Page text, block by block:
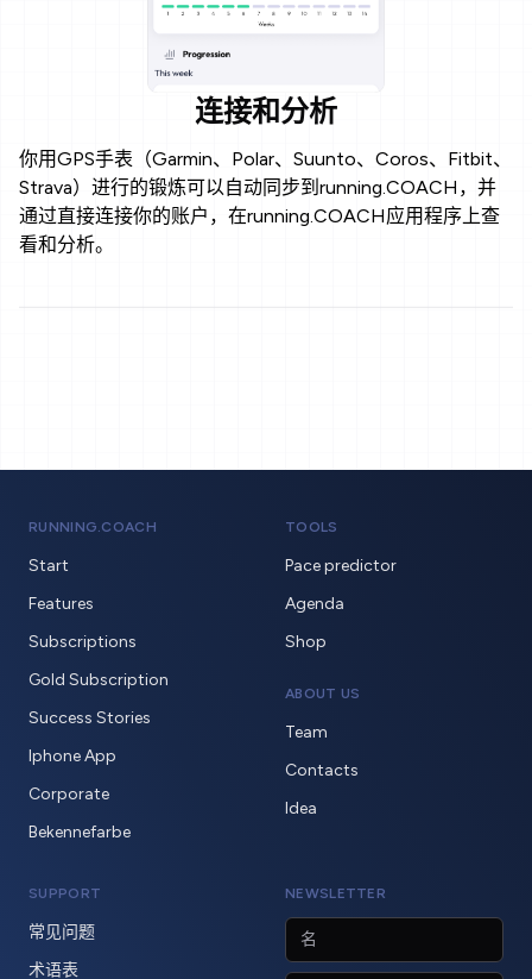
连接和分析
你用GPS手表（Garmin、Polar、Suunto、Coros、Fitbit、
Strava）进行的锻炼可以自动同步到running.COACH，并
通过直接连接你的账户，在running.COACH应用程序上查
看和分析。
RUNNING.COACH
Start
Features
Subscriptions
Gold Subscription
Success Stories
Iphone App
Corporate
Bekennefarbe
TOOLS
Pace predictor
Agenda
Shop
ABOUT US
Team
Contacts
Idea
SUPPORT
常见问题
术语表
NEWSLETTER